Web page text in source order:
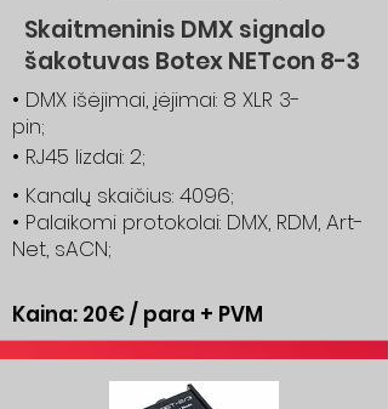
Skaitmeninis DMX signalo
šakotuvas Botex NETcon 8-3
• DMX išėjimai, įėjimai: 8 XLR 3-
pin;
• RJ45 lizdai: 2;
• Kanalų skaičius: 4096;
• Palaikomi protokolai: DMX, RDM, Art-
Net, sACN;
Kaina: 20€ / para + PVM